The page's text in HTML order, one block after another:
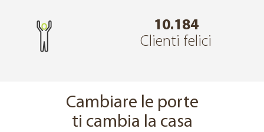
10.184
Clienti felici
Cambiare le porte
ti cambia la casa